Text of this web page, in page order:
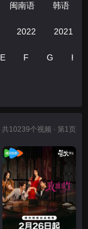
闽南语 韩语
2022 2021
E F G H
共10239个视频 · 第1页